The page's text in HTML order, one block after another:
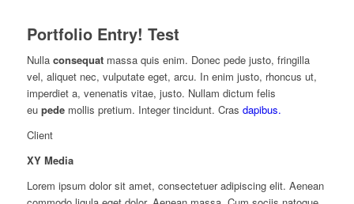
Portfolio Entry! Test
Nulla consequatmassa quis enim. Donec pede justo, fringilla
vel, aliquet nec, vulputate eget, arcu. In enim justo, rhoncus ut,
imperdiet a, venenatis vitae, justo. Nullam dictum felis
eu pedemollis pretium. Integer tincidunt. Cras dapibus.
Client
XY Media
Lorem ipsum dolor sit amet, consectetuer adipiscing elit. Aenean